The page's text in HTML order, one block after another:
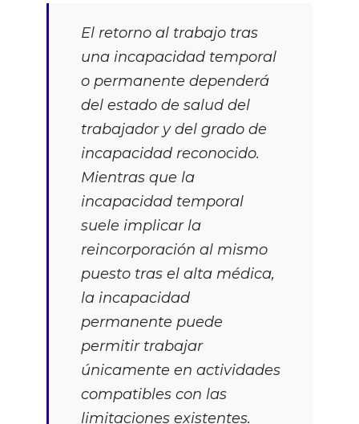
El retorno al trabajo tras
una incapacidad temporal
o permanente dependerá
del estado de salud del
trabajador y del grado de
incapacidad reconocido.
Mientras que la
incapacidad temporal
suele implicar la
reincorporación al mismo
puesto tras el alta médica,
la incapacidad
permanente puede
permitir trabajar
únicamente en actividades
compatibles con las
limitaciones existentes.